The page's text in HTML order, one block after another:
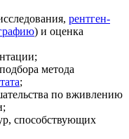
рентген-
) и оценка
метода
;
по вживлению
способствующих